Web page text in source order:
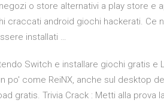
o store alternativi a play store e
craccati android giochi hackerati. Ce
installati …
Switch e installare giochi gratis e
po' come ReiNX, anche sul desktop
gratis. Trivia Crack : Metti alla prova